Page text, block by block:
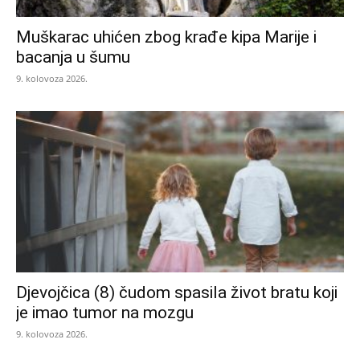
Muškarac uhićen zbog krađe kipa Marije i
bacanja u šumu
9. kolovoza 2026.
Djevojčica (8) čudom spasila život bratu koji
je imao tumor na mozgu
9. kolovoza 2026.